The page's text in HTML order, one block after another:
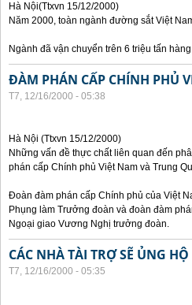
Hà Nội(Ttxvn 15/12/2000)
Năm 2000, toàn ngành đường sắt Việt
Ngành đã vận chuyển trên 6 triệu tấn
ĐÀM PHÁN CẤP CHÍNH PHỦ
T7, 12/16/2000 - 05:38
Hà Nội (Ttxvn 15/12/2000)
Những vấn đề thực chất liên quan đến
phán cấp Chính phủ Việt Nam và Trung
Đoàn đàm phán cấp Chính phủ của Việt
Phụng làm Trưởng đoàn và đoàn đàm
Ngoại giao Vương Nghị trưởng đoàn.
CÁC NHÀ TÀI TRỢ SẼ ỦNG
T7, 12/16/2000 - 05:35